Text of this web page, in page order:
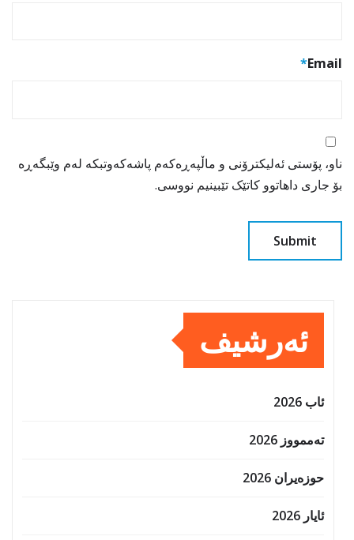
Email
*
ناو، پۆستی ئەلیکترۆنی و ماڵپەڕەکەم پاشەکەوتبکە لەم وێبگەڕە
بۆ جاری داهاتوو کاتێک تێبینیم نووسی.
ئەرشیف
ئاب 2026
تەممووز 2026
حوزه‌یران 2026
ئایار 2026